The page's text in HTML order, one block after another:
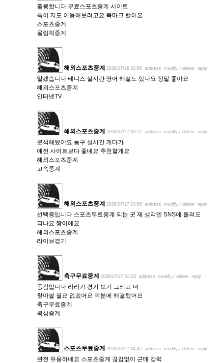
훌륭합니다 무료스포츠중계 사이트
특히 저도 이용해보려고요 북마크 했어요
스포츠중계
올림픽중계
해외스포츠중계 2026/07/26 22:58 address modify / delete reply
알겠습니다 테니스 실시간 영어 해설도 있나요 정말 좋아요
해외스포츠중계
인터넷TV
해외스포츠중계 2026/07/27 03:52 address modify / delete reply
분석해봤어요 농구 실시간 게다가
예전 사이트보다 좋네요 추천할게요
해외스포츠중계
고속중계
해외스포츠중계 2026/07/27 03:56 address modify / delete reply
선택중입니다 스포츠무료중계 되는 곳 제 생각엔 SNS에 올려도
되나요 짱이에요
해외스포츠중계
라이브경기
축구무료중계 2026/07/27 04:25 address modify / delete reply
동감입니다 라리가 경기 보기 그리고 더
찾아볼 필요 없겠어요 덕분에 해결했어요
축구무료중계
복싱중계
스포츠무료중계 2026/07/27 04:42 address modify / delete reply
완전 유용하네요 스포츠중계 끊김없이 근데 강력